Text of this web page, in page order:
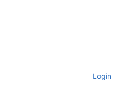
Login